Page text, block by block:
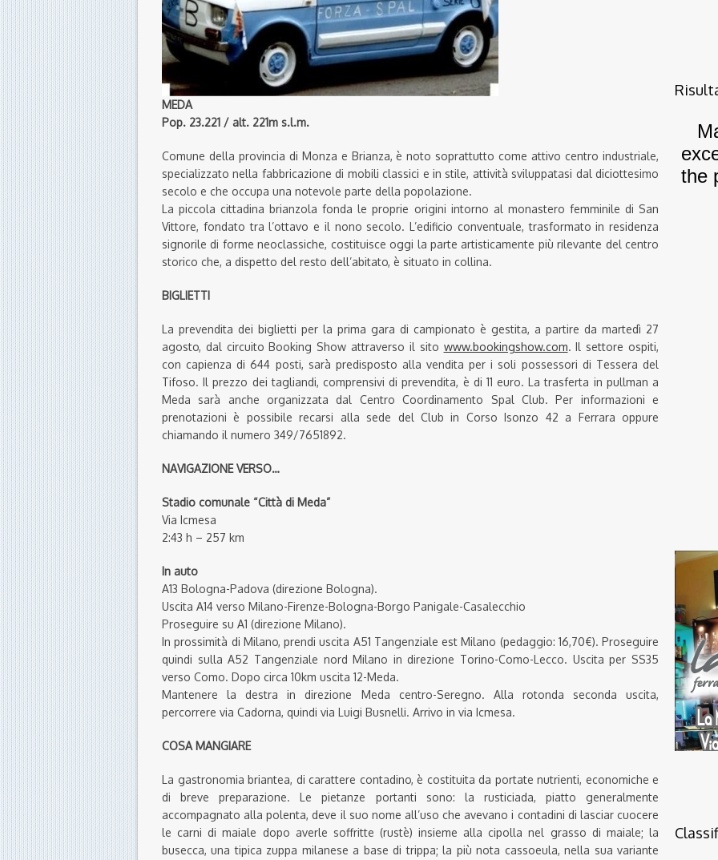
MEDA
Pop. 23.221 / alt. 221m s.l.m.
Comune della provincia di Monza e Brianza, è noto soprattutto come attivo centro industriale,
specializzato nella fabbricazione di mobili classici e in stile, attività sviluppatasi dal diciottesimo
secolo e che occupa una notevole parte della popolazione.
La piccola cittadina brianzola fonda le proprie origini intorno al monastero femminile di San
Vittore, fondato tra l’ottavo e il nono secolo. L’edificio conventuale, trasformato in residenza
signorile di forme neoclassiche, costituisce oggi la parte artisticamente più rilevante del centro
storico che, a dispetto del resto dell’abitato, è situato in collina.
BIGLIETTI
La prevendita dei biglietti per la prima gara di campionato è gestita, a partire da martedì 27
agosto, dal circuito Booking Show attraverso il sito www.bookingshow.com. Il settore ospiti,
con capienza di 644 posti, sarà predisposto alla vendita per i soli possessori di Tessera del
Tifoso. Il prezzo dei tagliandi, comprensivi di prevendita, è di 11 euro. La trasferta in pullman a
Meda sarà anche organizzata dal Centro Coordinamento Spal Club. Per informazioni e
prenotazioni è possibile recarsi alla sede del Club in Corso Isonzo 42 a Ferrara oppure
chiamando il numero 349/7651892.
NAVIGAZIONE VERSO…
Stadio comunale “Città di Meda”
Via Icmesa
2:43 h – 257 km
In auto
A13 Bologna-Padova (direzione Bologna).
Uscita A14 verso Milano-Firenze-Bologna-Borgo Panigale-Casalecchio
Proseguire su A1 (direzione Milano).
In prossimità di Milano, prendi uscita A51 Tangenziale est Milano (pedaggio: 16,70€). Proseguire
quindi sulla A52 Tangenziale nord Milano in direzione Torino-Como-Lecco. Uscita per SS35
verso Como. Dopo circa 10km uscita 12-Meda.
Mantenere la destra in direzione Meda centro-Seregno. Alla rotonda seconda uscita,
percorrere via Cadorna, quindi via Luigi Busnelli. Arrivo in via Icmesa.
COSA MANGIARE
La gastronomia briantea, di carattere contadino, è costituita da portate nutrienti, economiche e
di breve preparazione. Le pietanze portanti sono: la rusticiada, piatto generalmente
accompagnato alla polenta, deve il suo nome all’uso che avevano i contadini di lasciar cuocere
le carni di maiale dopo averle soffritte (rustè) insieme alla cipolla nel grasso di maiale; la
busecca, una tipica zuppa milanese a base di trippa; la più nota cassoeula, nella sua variante